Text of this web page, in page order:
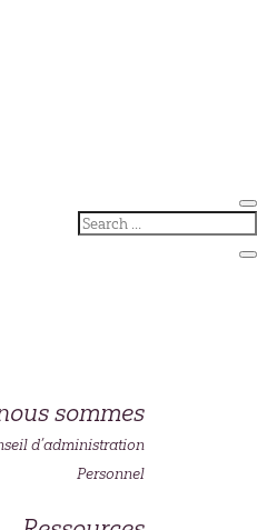
sommes
d’administration
Personnel